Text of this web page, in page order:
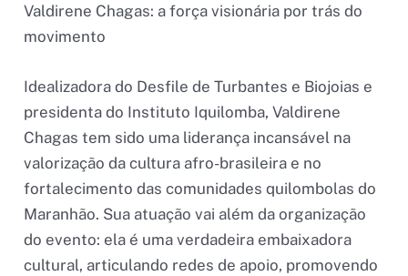
Valdirene Chagas: a força visionária por trás do
movimento
Idealizadora do Desfile de Turbantes e Biojoias e
presidenta do Instituto Iquilomba, Valdirene
Chagas tem sido uma liderança incansável na
valorização da cultura afro-brasileira e no
fortalecimento das comunidades quilombolas do
Maranhão. Sua atuação vai além da organização
do evento: ela é uma verdadeira embaixadora
cultural, articulando redes de apoio, promovendo